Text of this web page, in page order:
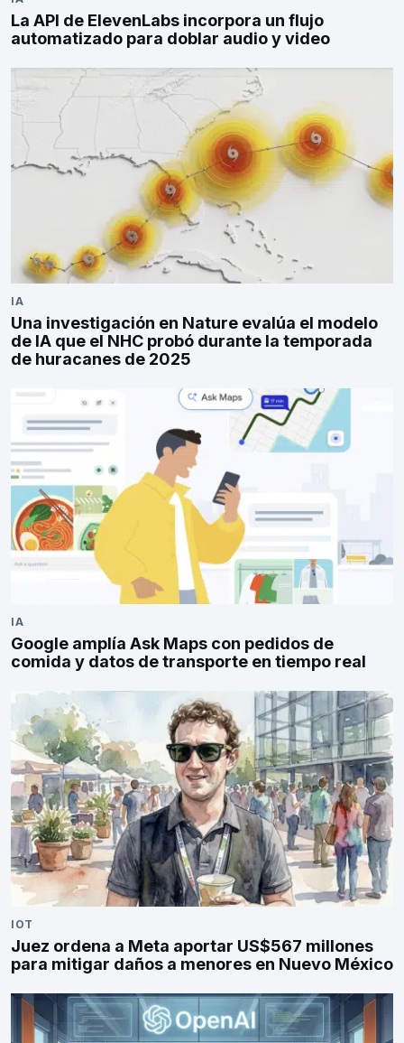
La API de ElevenLabs incorpora un flujo
automatizado para doblar audio y video
IA
Una investigación en Nature evalúa el modelo
de IA que el NHC probó durante la temporada
de huracanes de 2025
IA
Google amplía Ask Maps con pedidos de
comida y datos de transporte en tiempo real
IOT
Juez ordena a Meta aportar US$567 millones
para mitigar daños a menores en Nuevo México